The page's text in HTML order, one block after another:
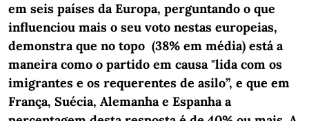
em seis países da Europa, perguntando o que
influenciou mais o seu voto nestas europeias,
demonstra que no topo (38% em média) está a
maneira como o partido em causa "lida com os
imigrantes e os requerentes de asilo”, e que em
França, Suécia, Alemanha e Espanha a